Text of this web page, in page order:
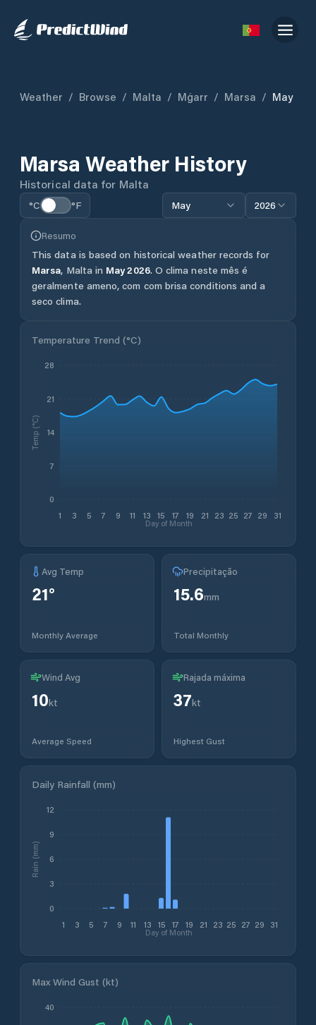
Weather / Browse / Malta / Mġarr / Marsa / May
Marsa Weather History
Historical data for Malta
°C °F May 2026
Resumo
This data is based on historical weather records for
Marsa, Malta in May2026. O clima neste mês é
geralmente ameno, com com brisa conditions and a
seco clima.
Temperature Trend (°C)
1 3 5 7 9 11 13 15 17 19 21 23 25 27 29 31
Day of Month
0
7
14
21
28
Temp (°C)
Avg Temp
21°
Monthly Average
Precipitação
15.6mm
Total Monthly
Wind Avg
10kt
Average Speed
Rajada máxima
37kt
Highest Gust
Daily Rainfall (mm)
1 3 5 7 9 11 13 15 17 19 21 23 25 27 29 31
Day of Month
0
3
6
9
12
Rain (mm)
Max Wind Gust (kt)
40